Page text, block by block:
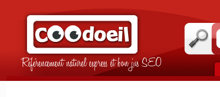
Référencement naturel express et bon jus SEO